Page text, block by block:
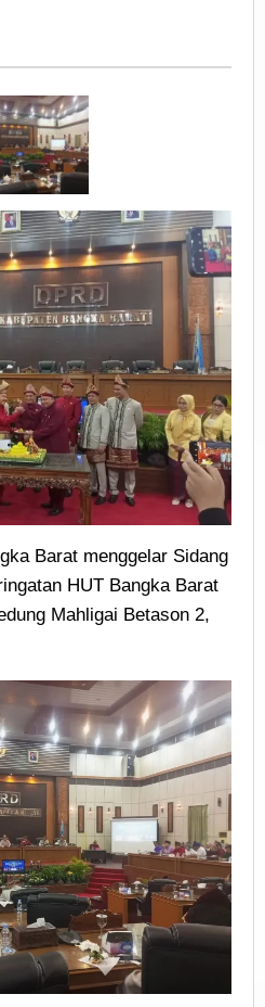
Barat menggelar Sidang
HUT Bangka Barat
Mahligai Betason 2,